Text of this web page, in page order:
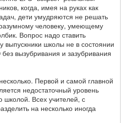
когда, имея на руках как
дети умудряются не решать
человеку, умеющему
Вопрос надо ставить
школы не в состоянии
вызубривания и зазубривания
Первой и самой главной
недостаточный уровень
школой. Всех учителей, с
на несколько иногда